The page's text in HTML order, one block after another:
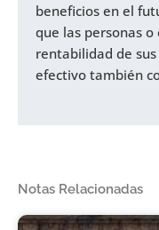
beneficios en el
que las personas
rentabilidad de
efectivo también
Notas Relacionadas